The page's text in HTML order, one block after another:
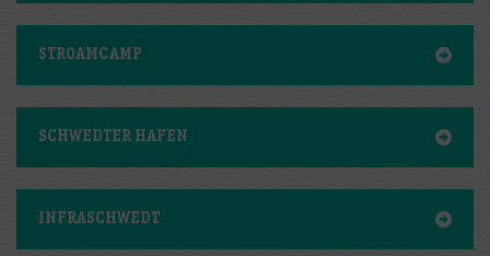
STROAMCAMP
SCHWEDTER HAFEN
INFRASCHWEDT